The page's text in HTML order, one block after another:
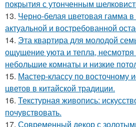
покрытия с утонченным
13. Черно-белая цветовая гамма в
актуальной и востребованной
14. Эта квартира для молодой
ощущение уюта и тепла, несмотря
небольшие комнаты и низкие
15. Мастер-классу по восточному
цветов в китайской традиции.
16. Текстурная живопись:
почувствовать.
17. Современный декор с